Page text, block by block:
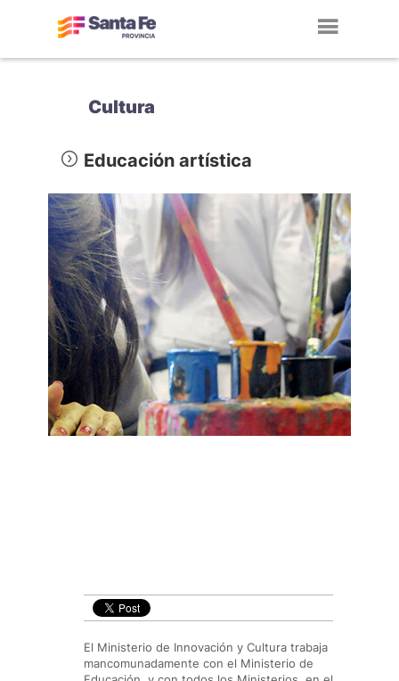
Cultura
Educación artística
El Ministerio de Innovación y Cultura trabaja
mancomunadamente con el Ministerio de